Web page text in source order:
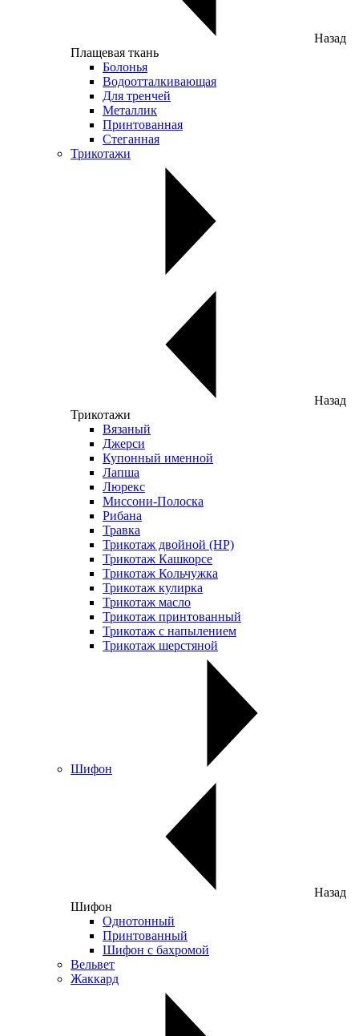
Назад
Плащевая ткань
Болонья
Водоотталкивающая
Для тренчей
Металлик
Принтованная
Стеганная
Трикотажи
Назад
Трикотажи
Вязаный
Джерси
Купонный именной
Лапша
Люрекс
Миссони-Полоска
Рибана
Травка
Трикотаж двойной (НР)
Трикотаж Кашкорсе
Трикотаж Кольчужка
Трикотаж кулирка
Трикотаж масло
Трикотаж принтованный
Трикотаж с напылением
Трикотаж шерстяной
Шифон
Назад
Шифон
Однотонный
Принтованный
Шифон с бахромой
Вельвет
Жаккард